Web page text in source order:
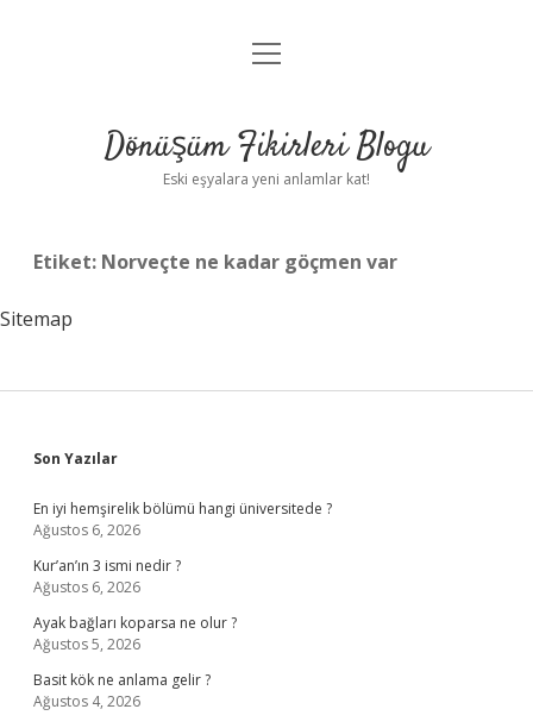
Anasayfa
Yasal Uyarı
menüyü
Dönüşüm Fikirleri Blogu
Eski eşyalara yeni anlamlar kat!
Etiket: Norveçte ne kadar göçmen var
Sitemap
Sidebar
Son Yazılar
En iyi hemşirelik bölümü hangi üniversitede ?
Ağustos 6, 2026
Kur’an’ın 3 ismi nedir ?
Ağustos 6, 2026
Ayak bağları koparsa ne olur ?
Ağustos 5, 2026
Basit kök ne anlama gelir ?
Ağustos 4, 2026